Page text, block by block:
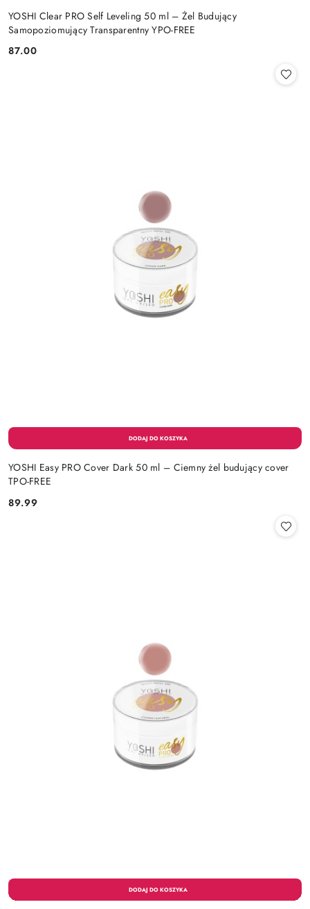
YOSHI Clear PRO Self Leveling 50 ml – Żel Budujący
Samopoziomujący Transparentny YPO-FREE
Cena:
87.00
YOSHI Easy PRO Cover Dark 50 ml – Ciemny żel budujący cover
TPO-FREE
Cena:
89.99